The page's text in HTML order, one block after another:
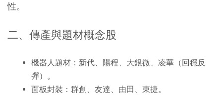
性。
二、傳產與題材概念股
機器人題材：新代、陽程、大銀微、凌華（回穩反
彈）。
面板封裝：群創、友達、由田、東捷。